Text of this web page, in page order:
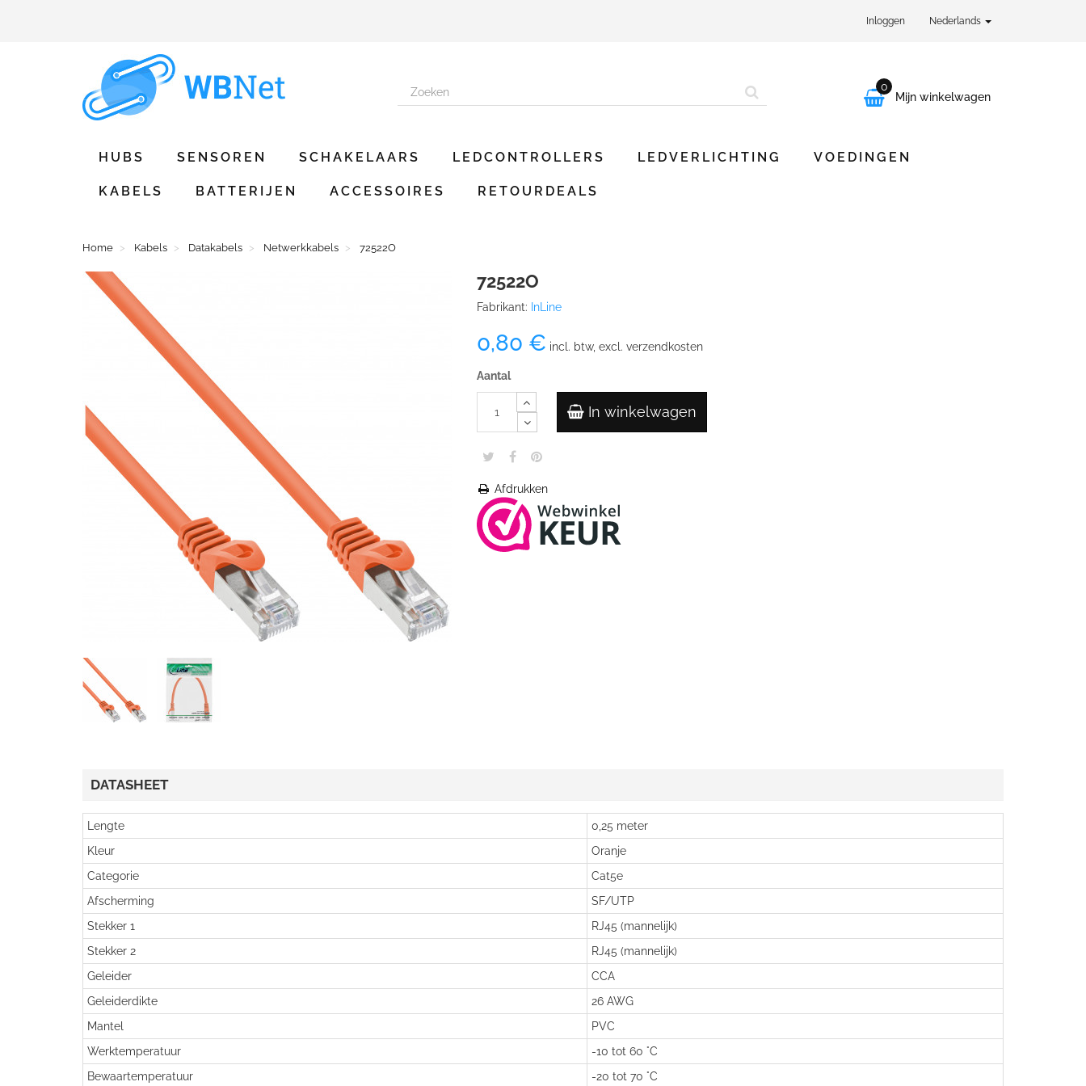
Inloggen Nederlands

0
Mijn winkelwagen
HUBS SENSOREN SCHAKELAARS LEDCONTROLLERS LEDVERLICHTING VOEDINGEN
KABELS BATTERIJEN ACCESSOIRES RETOURDEALS
Home Kabels Datakabels Netwerkkabels 72522O
72522O
Fabrikant: InLine
0,80 € incl. btw, excl. verzendkosten
Aantal
In winkelwagen
Afdrukken
DATASHEET
Lengte
0,25 meter
Kleur
Oranje
Categorie
Cat5e
Afscherming
SF/UTP
Stekker 1
RJ45 (mannelijk)
Stekker 2
RJ45 (mannelijk)
Geleider
CCA
Geleiderdikte
26 AWG
Mantel
PVC
Werktemperatuur
-10 tot 60 °C
Bewaartemperatuur
-20 tot 70 °C